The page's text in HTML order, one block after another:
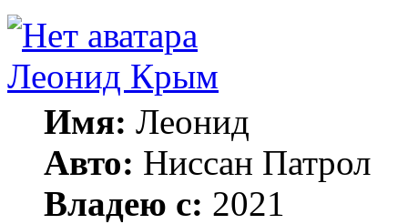
Леонид Крым
Имя: Леонид
Авто: Ниссан Патрол
Владею с: 2021